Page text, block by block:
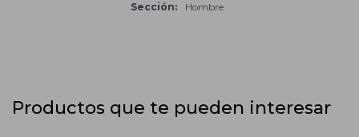
Sección Hombre
Productos que te pueden interesar